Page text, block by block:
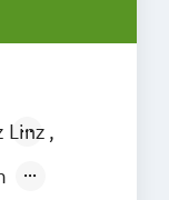
Linz